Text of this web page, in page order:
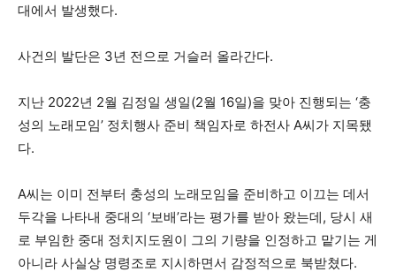
대에서 발생했다.
사건의 발단은 3년 전으로 거슬러 올라간다.
지난 2022년 2월 김정일 생일(2월 16일)을 맞아 진행되는 ‘충
성의 노래모임’ 정치행사 준비 책임자로 하전사 A씨가 지목됐
다.
A씨는 이미 전부터 충성의 노래모임을 준비하고 이끄는 데서
두각을 나타내 중대의 ‘보배’라는 평가를 받아 왔는데, 당시 새
로 부임한 중대 정치지도원이 그의 기량을 인정하고 맡기는 게
아니라 사실상 명령조로 지시하면서 감정적으로 북받쳤다.